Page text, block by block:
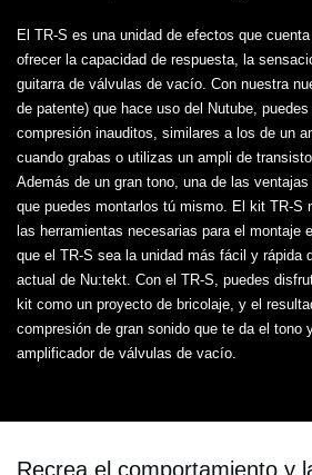
El TR-S es una unidad de efectos que
ofrecer la capacidad de respuesta, la
guitarra de válvulas de vacío. Con nuestra
de patente) que hace uso del Nutube,
compresión inauditos, similares a los de un
cuando grabas o utilizas un ampli de
Además de un gran tono, una de las
que puedes montarlos tú mismo. El kit TR-S
las herramientas necesarias para el montaje
que el TR-S sea la unidad más fácil y rápida
actual de Nu:tekt. Con el TR-S, puedes
kit como un proyecto de bricolaje, y el
compresión de gran sonido que te da el tono
amplificador de válvulas de vacío.
Recrea el comportamiento y